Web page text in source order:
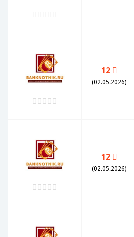
12
(02.05.2026)
12
(02.05.2026)